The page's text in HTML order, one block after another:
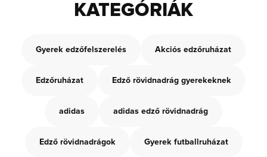
KATEGÓRIÁK
Gyerek edzőfelszerelés Akciós edzőruházat
Edzőruházat Edző rövidnadrág gyerekeknek
adidas adidas edző rövidnadrág
Edző rövidnadrágok Gyerek futballruházat